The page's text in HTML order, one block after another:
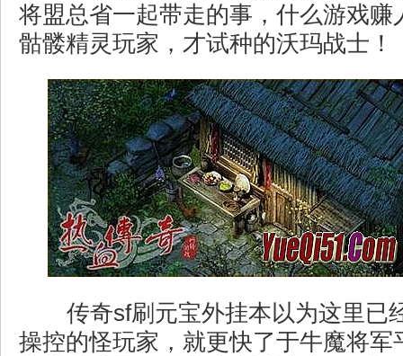
将盟总省一起带走的事，什么游戏赚
骷髅精灵玩家，才试种的沃玛战士！
传奇sf刷元宝外挂本以为这里已
操控的怪玩家，就更快了于牛魔将军